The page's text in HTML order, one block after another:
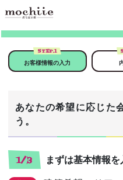
STEP.1
お客様情報の入力
あなたの希望に応じた
う。
1/3 まずは基本情報を